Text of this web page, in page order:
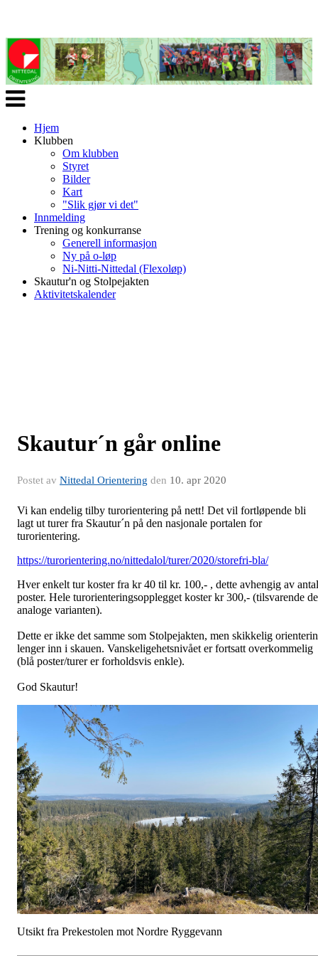
Veksle
navigasjon
Hjem
Klubben
Om klubben
Styret
Bilder
Kart
"Slik gjør vi det"
Innmelding
Trening og konkurranse
Generell informasjon
Ny på o-løp
Ni-Nitti-Nittedal (Flexoløp)
Skautur'n og Stolpejakten
Aktivitetskalender
Skautur´n går online
Postet av Nittedal Orientering den 10. apr 2020
Vi kan endelig tilby turorientering på nett! Det vil fortløpende bli
lagt ut turer fra Skautur´n på den nasjonale portalen for
turorientering.
https://turorientering.no/nittedalol/turer/2020/storefri-bla/
Hver enkelt tur koster fra kr 40 til kr. 100,- , dette avhengig av
poster. Hele turorienteringsopplegget koster kr 300,- (tilsvarende
analoge varianten).
Dette er ikke det samme som Stolpejakten, men skikkelig
lenger inn i skauen. Vanskeligehetsnivået er fortsatt overkommelig
(blå poster/turer er forholdsvis enkle).
God Skautur!
Utsikt fra Prekestolen mot Nordre Ryggevann